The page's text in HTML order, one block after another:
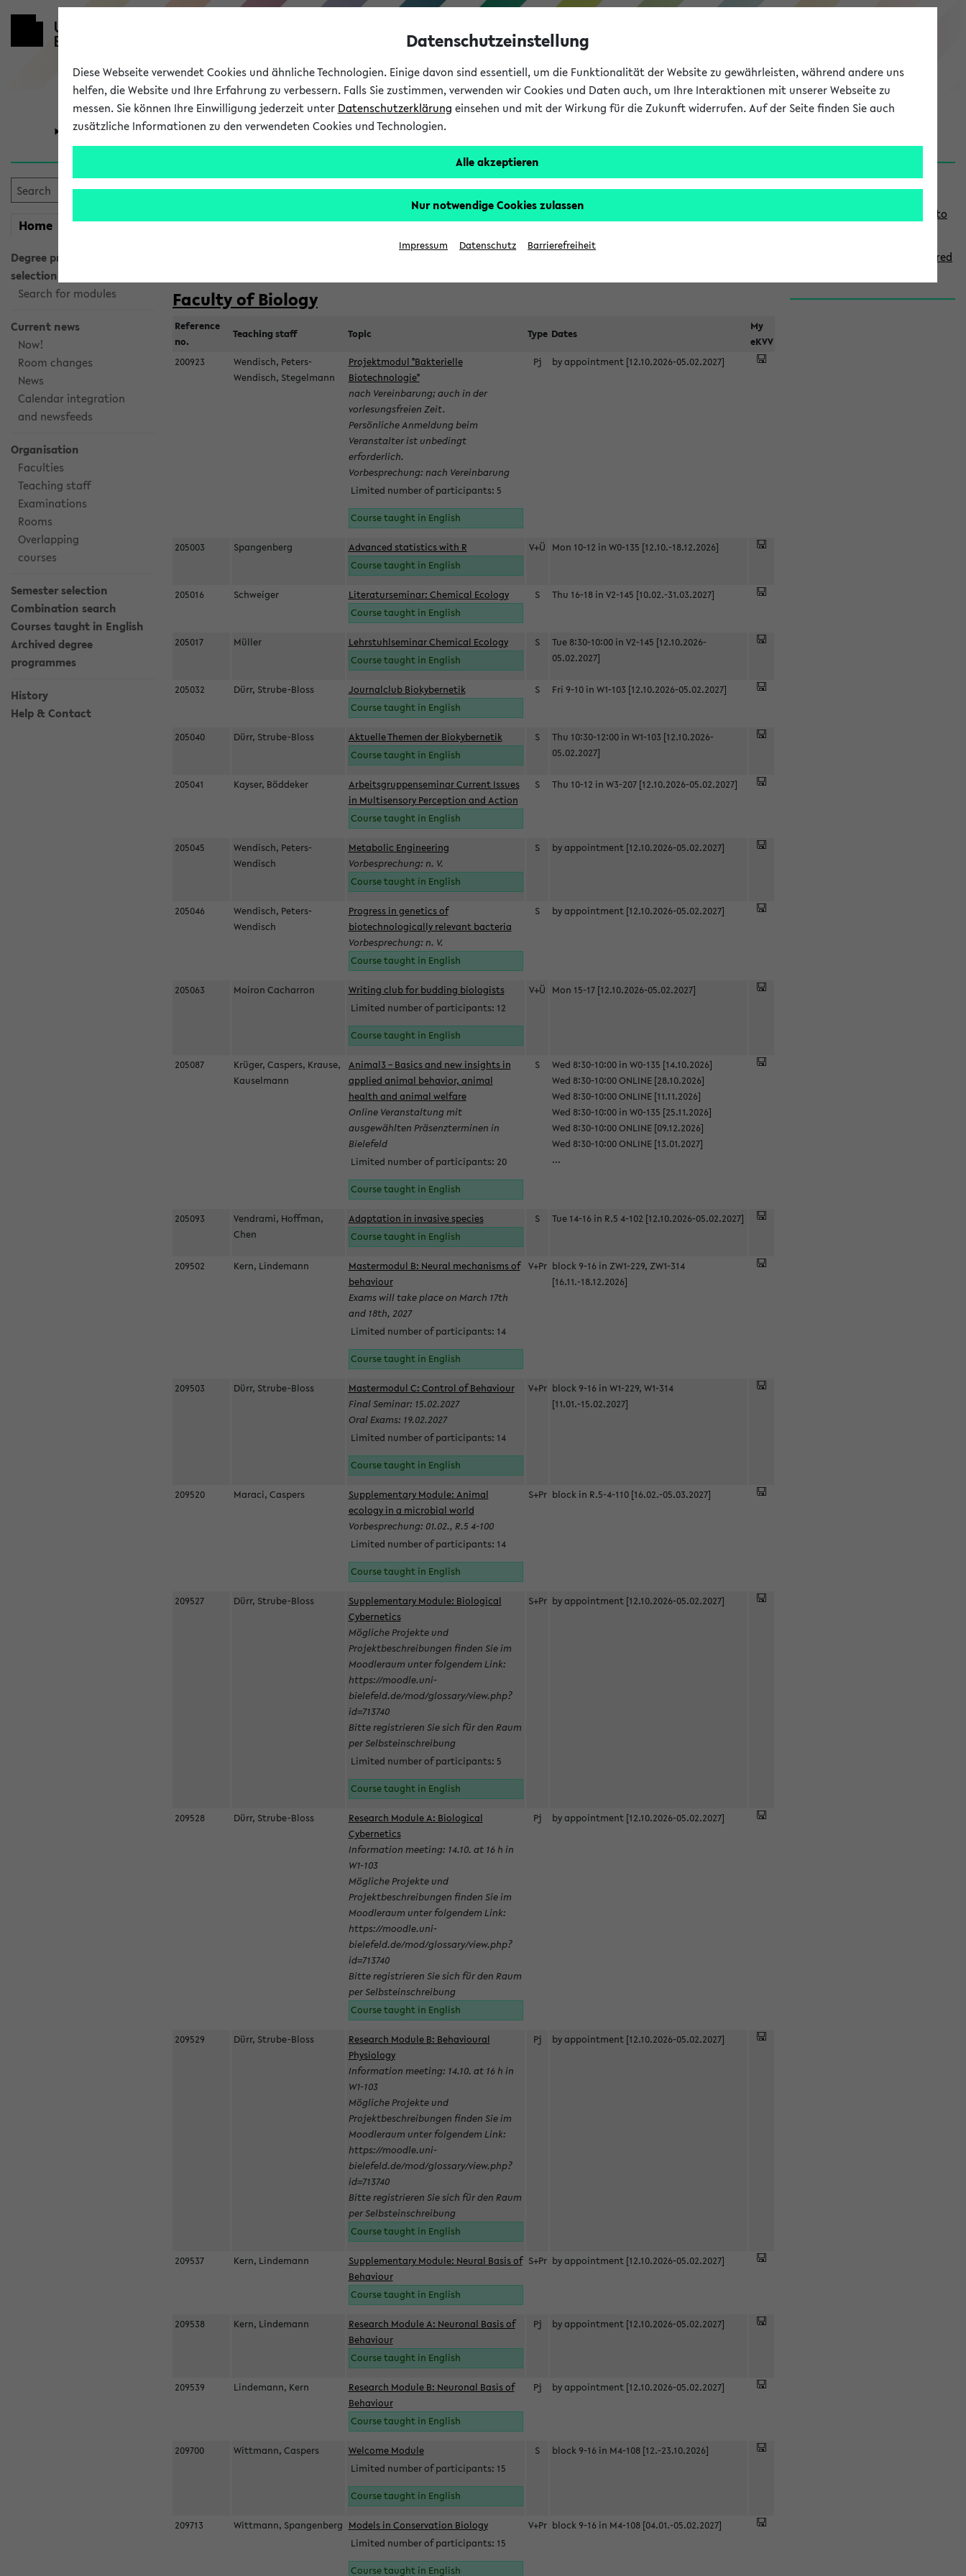
eKVV
University Research Studies
Home myeKVV
Degree programme
selection
Search for modules
Current news
Now!
Room changes
News
Calendar integration
and newsfeeds
Organisation
Faculties
Teaching staff
Examinations
Rooms
Overlapping
courses
Semester selection
Combination search
Courses taught in English
Archived degree
programmes
History
Help & Contact
Courses taught in English
Semester:
Faculty of Biology
Reference
no.
Teaching staff Topic Type Dates
My
eKVV
200923
Wendisch, Peters-
Wendisch, Stegelmann
Projektmodul "Bakterielle
Biotechnologie"
nach Vereinbarung; auch in der
vorlesungsfreien Zeit.
Persönliche Anmeldung beim
Veranstalter ist unbedingt
erforderlich.
Vorbesprechung: nach Vereinbarung
Limited number of participants: 5
Course taught in English
Pj by appointment [12.10.2026-05.02.2027]
205003 Spangenberg
Advanced statistics with R
Course taught in English
V+Ü Mon 10-12 in W0-135 [12.10.-18.12.2026]
205016 Schweiger
Literaturseminar: Chemical Ecology
Course taught in English
S Thu 16-18 in V2-145 [10.02.-31.03.2027]
205017 Müller
Lehrstuhlseminar Chemical Ecology
Course taught in English
S
Tue 8:30-10:00 in V2-145 [12.10.2026-
05.02.2027]
205032 Dürr, Strube-Bloss
Journalclub Biokybernetik
Course taught in English
S Fri 9-10 in W1-103 [12.10.2026-05.02.2027]
205040 Dürr, Strube-Bloss
Aktuelle Themen der Biokybernetik
Course taught in English
S
Thu 10:30-12:00 in W1-103 [12.10.2026-
05.02.2027]
205041 Kayser, Böddeker
Arbeitsgruppenseminar Current Issues
in Multisensory Perception and Action
Course taught in English
S Thu 10-12 in W3-207 [12.10.2026-05.02.2027]
205045
Wendisch, Peters-
Wendisch
Metabolic Engineering
Vorbesprechung: n. V.
Course taught in English
S by appointment [12.10.2026-05.02.2027]
205046
Wendisch, Peters-
Wendisch
Progress in genetics of
biotechnologically relevant bacteria
Vorbesprechung: n. V.
Course taught in English
S by appointment [12.10.2026-05.02.2027]
205063 Moiron Cacharron
Writing club for budding biologists
Limited number of participants: 12
Course taught in English
V+Ü Mon 15-17 [12.10.2026-05.02.2027]
205087
Krüger, Caspers, Krause,
Kauselmann
Animal3 – Basics and new insights in
applied animal behavior, animal
health and animal welfare
Online Veranstaltung mit
ausgewählten Präsenzterminen in
Bielefeld
Limited number of participants: 20
Course taught in English
S
Wed 8:30-10:00 in W0-135 [14.10.2026]
Wed 8:30-10:00 ONLINE [28.10.2026]
Wed 8:30-10:00 ONLINE [11.11.2026]
Wed 8:30-10:00 in W0-135 [25.11.2026]
Wed 8:30-10:00 ONLINE [09.12.2026]
Wed 8:30-10:00 ONLINE [13.01.2027]
...
205093
Vendrami, Hoffman,
Chen
Adaptation in invasive species
Course taught in English
S Tue 14-16 in R.5 4-102 [12.10.2026-05.02.2027]
209502 Kern, Lindemann
Mastermodul B: Neural mechanisms of
behaviour
Exams will take place on March 17th
and 18th, 2027
Limited number of participants: 14
Course taught in English
V+Pr block 9-16 in ZW1-229, ZW1-314
[16.11.-18.12.2026]
209503 Dürr, Strube-Bloss
Mastermodul C: Control of Behaviour
Final Seminar: 15.02.2027
Oral Exams: 19.02.2027
Limited number of participants: 14
Course taught in English
V+Pr block 9-16 in W1-229, W1-314
[11.01.-15.02.2027]
209520 Maraci, Caspers
Supplementary Module: Animal
ecology in a microbial world
Vorbesprechung: 01.02., R.5 4-100
Limited number of participants: 14
Course taught in English
S+Pr block in R.5-4-110 [16.02.-05.03.2027]
209527 Dürr, Strube-Bloss
Supplementary Module: Biological
Cybernetics
Mögliche Projekte und
Projektbeschreibungen finden Sie im
Moodleraum unter folgendem Link:
https://moodle.uni-
bielefeld.de/mod/glossary/view.php?
id=713740
Bitte registrieren Sie sich für den Raum
per Selbsteinschreibung
Limited number of participants: 5
Course taught in English
S+Pr by appointment [12.10.2026-05.02.2027]
209528 Dürr, Strube-Bloss
Research Module A: Biological
Cybernetics
Information meeting: 14.10. at 16 h in
W1-103
Mögliche Projekte und
Projektbeschreibungen finden Sie im
Moodleraum unter folgendem Link:
https://moodle.uni-
bielefeld.de/mod/glossary/view.php?
id=713740
Bitte registrieren Sie sich für den Raum
per Selbsteinschreibung
Course taught in English
Pj by appointment [12.10.2026-05.02.2027]
209529 Dürr, Strube-Bloss
Research Module B: Behavioural
Physiology
Information meeting: 14.10. at 16 h in
W1-103
Mögliche Projekte und
Projektbeschreibungen finden Sie im
Moodleraum unter folgendem Link:
https://moodle.uni-
bielefeld.de/mod/glossary/view.php?
id=713740
Bitte registrieren Sie sich für den Raum
per Selbsteinschreibung
Course taught in English
Pj by appointment [12.10.2026-05.02.2027]
209537 Kern, Lindemann
Supplementary Module: Neural Basis of
Behaviour
Course taught in English
S+Pr by appointment [12.10.2026-05.02.2027]
209538 Kern, Lindemann
Research Module A: Neuronal Basis of
Behaviour
Course taught in English
Pj by appointment [12.10.2026-05.02.2027]
209539 Lindemann, Kern
Research Module B: Neuronal Basis of
Behaviour
Course taught in English
Pj by appointment [12.10.2026-05.02.2027]
209700 Wittmann, Caspers
Welcome Module
Limited number of participants: 15
Course taught in English
S block 9-16 in M4-108 [12.-23.10.2026]
209713 Wittmann, Spangenberg Models in Conservation Biology
Limited number of participants: 15
Course taught in English
V+Pr block 9-16 in M4-108 [04.01.-05.02.2027]
S
d
Links
Use the combination search to
How to indicate courses offered
Datenschutzeinstellung
Diese Webseite verwendet Cookies und ähnliche Technologien. Einige davon sind essentiell, um die Funktionalität der Website zu gewährleisten, während andere uns
helfen, die Website und Ihre Erfahrung zu verbessern. Falls Sie zustimmen, verwenden wir Cookies und Daten auch, um Ihre Interaktionen mit unserer Webseite zu
messen. Sie können Ihre Einwilligung jederzeit unter Datenschutzerklärung einsehen und mit der Wirkung für die Zukunft widerrufen. Auf der Seite finden Sie auch
zusätzliche Informationen zu den verwendeten Cookies und Technologien.
Alle akzeptieren
Nur notwendige Cookies zulassen
Impressum Datenschutz Barrierefreiheit